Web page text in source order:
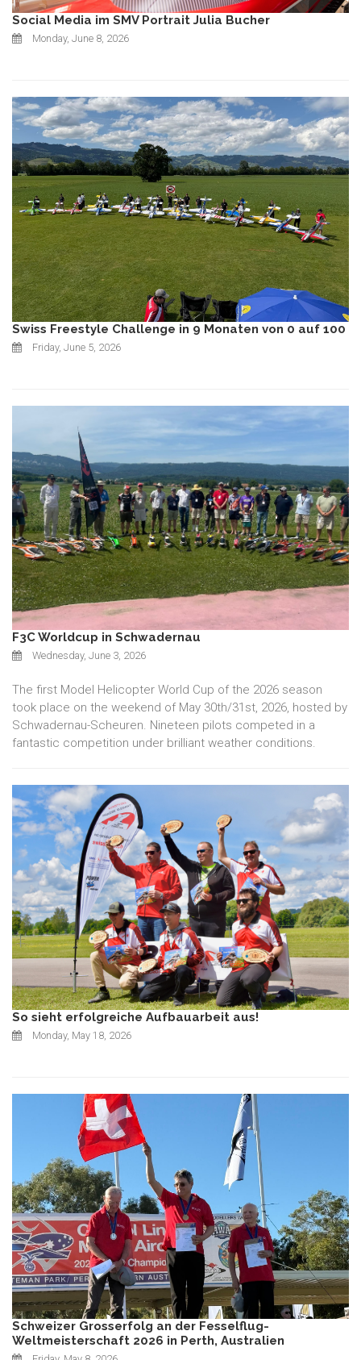
Social Media im SMV Portrait Julia Bucher
Monday, June 8, 2026
Swiss Freestyle Challenge in 9 Monaten von 0 auf 100
Friday, June 5, 2026
F3C Worldcup in Schwadernau
Wednesday, June 3, 2026
The first Model Helicopter World Cup of the 2026 season
took place on the weekend of May 30th/31st, 2026, hosted by
Schwadernau-Scheuren. Nineteen pilots competed in a
fantastic competition under brilliant weather conditions.
So sieht erfolgreiche Aufbauarbeit aus!
Monday, May 18, 2026
Schweizer Grosserfolg an der Fesselflug-
Weltmeisterschaft 2026 in Perth, Australien